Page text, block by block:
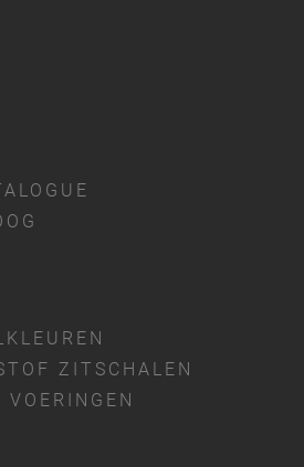
ZITSCHALEN